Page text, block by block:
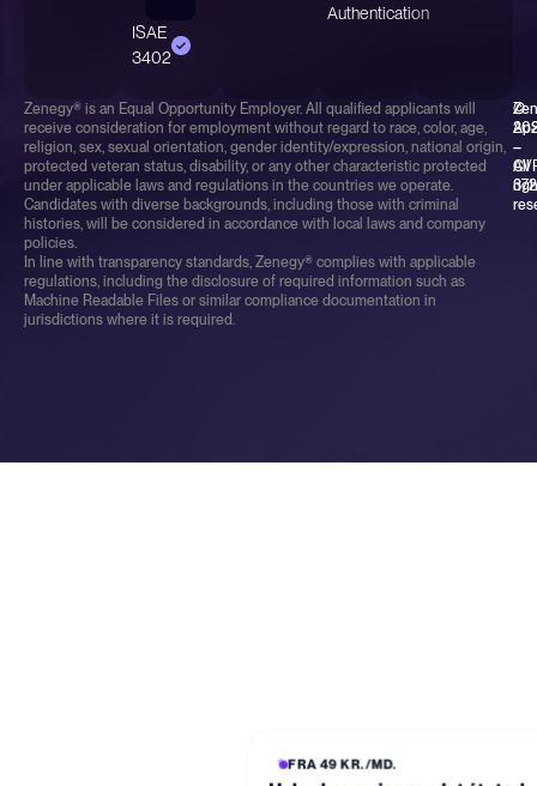
ISAE
3402
Authentication
Zenegy® is an Equal Opportunity Employer. All qualified applicants will
receive consideration for employment without regard to race, color, age,
religion, sex, sexual orientation, gender identity/expression, national origin,
protected veteran status, disability, or any other characteristic protected
under applicable laws and regulations in the countries we operate.
Candidates with diverse backgrounds, including those with criminal
histories, will be considered in accordance with local laws and company
policies.
In line with transparency standards, Zenegy® complies with applicable
regulations, including the disclosure of required information such as
Machine Readable Files or similar compliance documentation in
jurisdictions where it is required.
©
–
All
–
FRA 49 KR./MD.